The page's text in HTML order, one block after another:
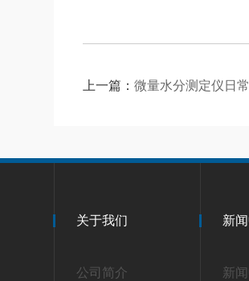
上一篇：微量水分测定仪日
关于我们
公司简介
新
新